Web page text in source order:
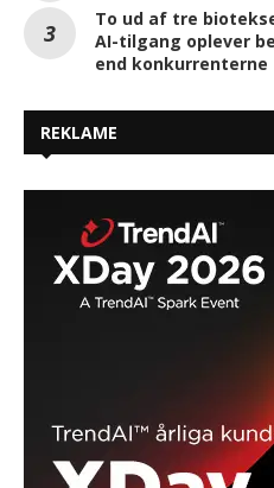
To ud af tre
AI-tilgang oplever
end konkurrenterne
REKLAME